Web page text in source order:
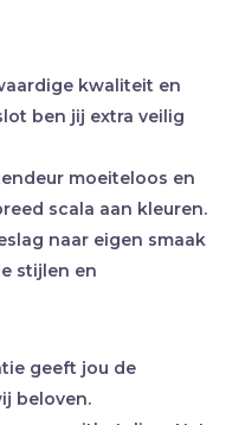
kwaliteit en
ben jij extra veilig
moeiteloos en
scala aan kleuren.
naar eigen smaak
stijlen en
geeft jou de
beloven.